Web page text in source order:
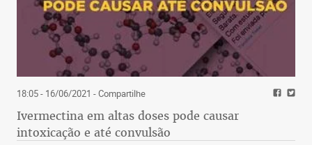
18:05 - 16/06/2021 - Compartilhe
Ivermectina em altas doses pode causar
intoxicação e até convulsão